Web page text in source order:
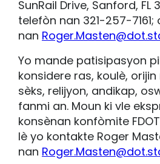
SunRail Drive, Sanford, FL
telefòn nan 321-257-
nan
Yo mande patisipasyon
konsidere ras, koulè,
sèks, relijyon, andikap,
fanmi an. Moun ki vle
konsènan konfòmite
lè yo kontakte Roger
nan